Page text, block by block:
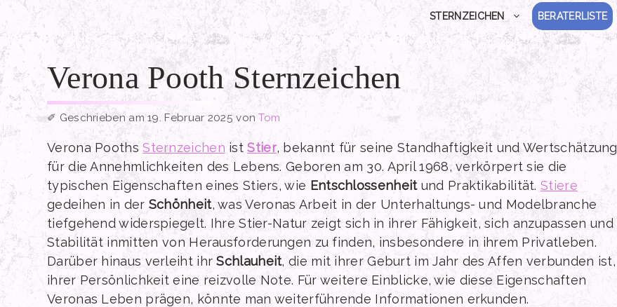
Zum
springen
STERNZEICHEN BERATERLISTE
Verona Pooth Sternzeichen
19. Februar 2025 vonTom
Verona PoothsSternzeichen istStier, bekannt für seine Standhaftigkeit und Wertschätzung
für die Annehmlichkeiten des Lebens. Geboren am 30. April 1968, verkörpert sie die
typischen Eigenschaften eines Stiers, wie Entschlossenheitund Praktikabilität.Stiere
gedeihen in der Schönheit, was Veronas Arbeit in der Unterhaltungs- und Modelbranche
tiefgehend widerspiegelt. Ihre Stier-Natur zeigt sich in ihrer Fähigkeit, sich anzupassen und
Stabilität inmitten von Herausforderungen zu finden, insbesondere in ihrem Privatleben.
Darüber hinaus verleiht ihrSchlauheit, die mit ihrer Geburt im Jahr des Affen verbunden ist,
ihrer Persönlichkeit eine reizvolle Note. Für weitere Einblicke, wie diese Eigenschaften
Veronas Leben prägen, könnte man weiterführende Informationen erkunden.